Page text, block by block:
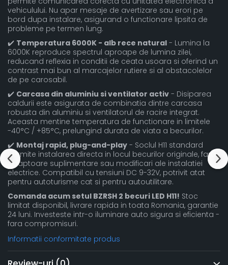
vehiculului. Nu apar mesaje de avertizare sau erori pe
bord dupa instalare, asigurand o functionare lipsita de
probleme pe termen lung.
✔️ Temperatura 6000K - alb rece natural - Lumina la
6000K reproduce spectrul aproape de lumina zilei,
reducand reflexia in conditii de ceata usoara si oferind un
contrast mai bun al marcajelor rutiere si al obstacolelor
de pe carosabil.
✔️ Carcasa din aluminiu si ventilator activ - Disiparea
caldurii este asigurata de combinatia dintre carcasa
robusta din aluminiu si ventilatorul de racire integrat.
Aceasta mentine temperatura de functionare in limitele
-40°C / +85°C, prelungind durata de viata a becurilor.
✔️ Montaj rapid, plug-and-play - Soclul H11 standard
permite instalarea directa in locul becurilor originale, fara
adaptoare suplimentare sau modificari ale instalatiei
electrice. Compatibil cu tensiuni DC 9-32V, potrivit atat
pentru autoturisme cat si pentru autoutilitare.
Comanda acum setul BZRSH 2 becuri LED H11! Stoc
limitat disponibil, livrare rapida in toata Romania, garantie
24 luni. Investeste intr-o iluminare auto sigura si eficienta -
fara compromisuri.
Informatii conformitate produs